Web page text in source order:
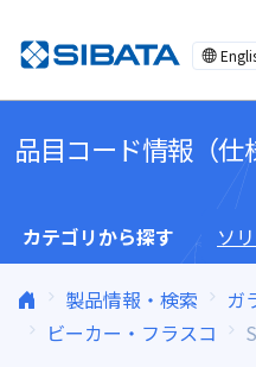
品目コード情報（仕
カテゴリから探す ソ
製品情報・検索
ガ
ビーカー・フラスコ